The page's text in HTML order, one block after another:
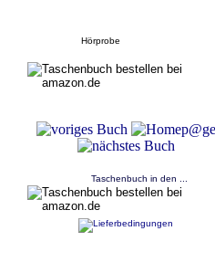
Hörprobe
Taschenbuch in den ...